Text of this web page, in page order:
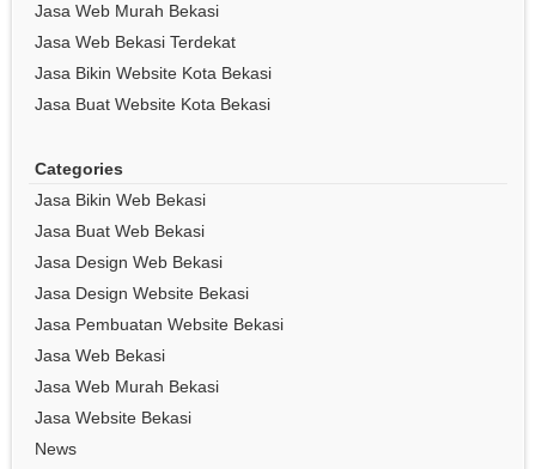
Jasa Web Murah Bekasi
Jasa Web Bekasi Terdekat
Jasa Bikin Website Kota Bekasi
Jasa Buat Website Kota Bekasi
Categories
Jasa Bikin Web Bekasi
Jasa Buat Web Bekasi
Jasa Design Web Bekasi
Jasa Design Website Bekasi
Jasa Pembuatan Website Bekasi
Jasa Web Bekasi
Jasa Web Murah Bekasi
Jasa Website Bekasi
News